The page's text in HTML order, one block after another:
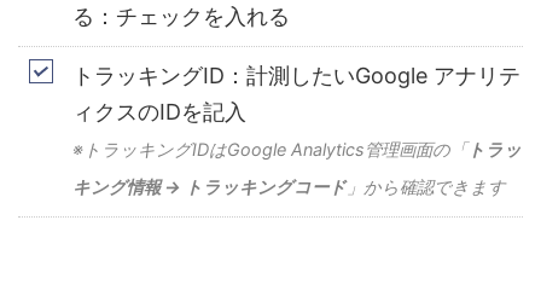
る：チェックを入れる
トラッキングID：計測したいGoogle アナリテ
ィクスのIDを記入
※トラッキングIDはGoogle Analytics管理画面の「トラッ
キング情報 → トラッキングコード」から確認できます